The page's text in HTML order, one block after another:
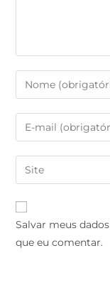
Salvar meus
que eu comentar.